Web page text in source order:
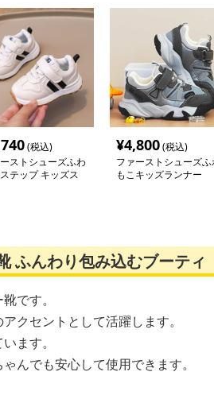
(税込)
ストシューズふわ
テップ キッズス
¥4,800(税込)
ファーストシューズふ
もこキッズランナー
ふんわり包み込むブーティ
です。
クセントとして活躍します。
ます。
んでも安心して使用できます。